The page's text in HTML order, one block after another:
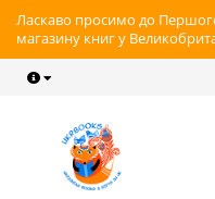
Ласкаво просимо до
магазину книг у